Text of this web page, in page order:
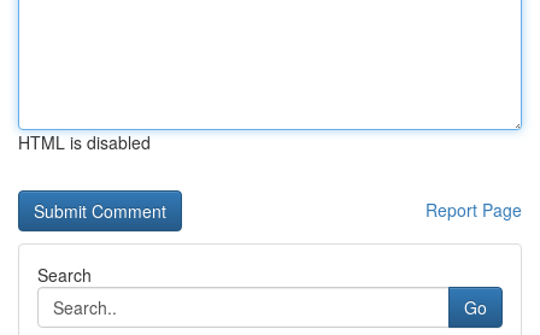
HTML is disabled
Report Page
Search
Go